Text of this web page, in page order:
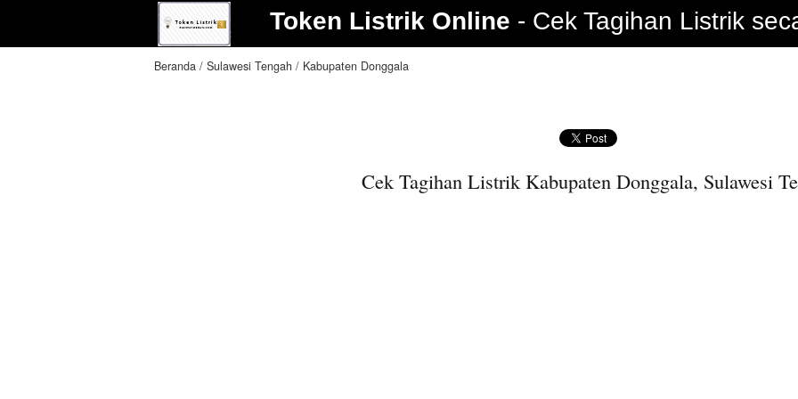
Token Listrik Online Cek Tagihan Listrik
Beranda Sulawesi Tengah Kabupaten Donggala
Cek Tagihan Listrik Kabupaten Donggala, Sulawesi